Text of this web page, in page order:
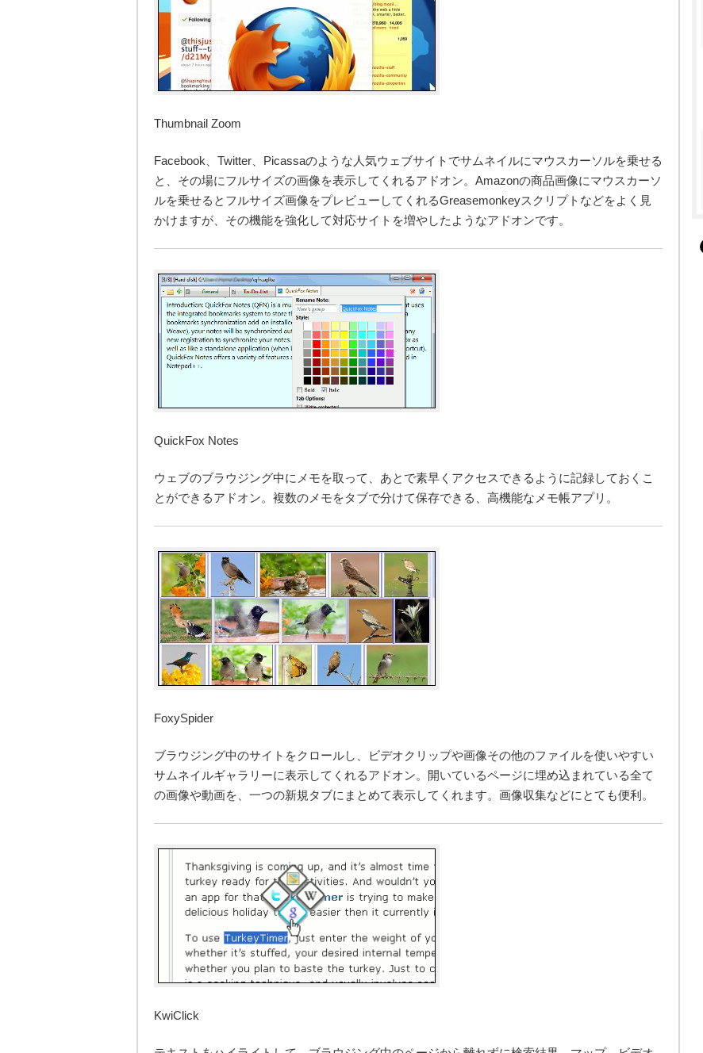
Thumbnail Zoom
Facebook、Twitter、Picassaのような人気ウェブサイトでサムネイルにマウスカーソルを乗せる
と、その場にフルサイズの画像を表示してくれるアドオン。Amazonの商品画像にマウスカーソ
ルを乗せるとフルサイズ画像をプレビューしてくれるGreasemonkeyスクリプトなどをよく見
かけますが、その機能を強化して対応サイトを増やしたようなアドオンです。
QuickFox Notes
ウェブのブラウジング中にメモを取って、あとで素早くアクセスできるように記録しておくこ
とができるアドオン。複数のメモをタブで分けて保存できる、高機能なメモ帳アプリ。
FoxySpider
ブラウジング中のサイトをクロールし、ビデオクリップや画像その他のファイルを使いやすい
サムネイルギャラリーに表示してくれるアドオン。開いているページに埋め込まれている全て
の画像や動画を、一つの新規タブにまとめて表示してくれます。画像収集などにとても便利。
KwiClick